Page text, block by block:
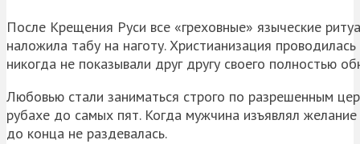
После Крещения Руси все «греховные» языческие
наложила табу на наготу. Христианизация
никогда не показывали друг другу своего полностью
Любовью стали заниматься строго по разрешенным
рубахе до самых пят. Когда мужчина изъявлял
до конца не раздевалась.